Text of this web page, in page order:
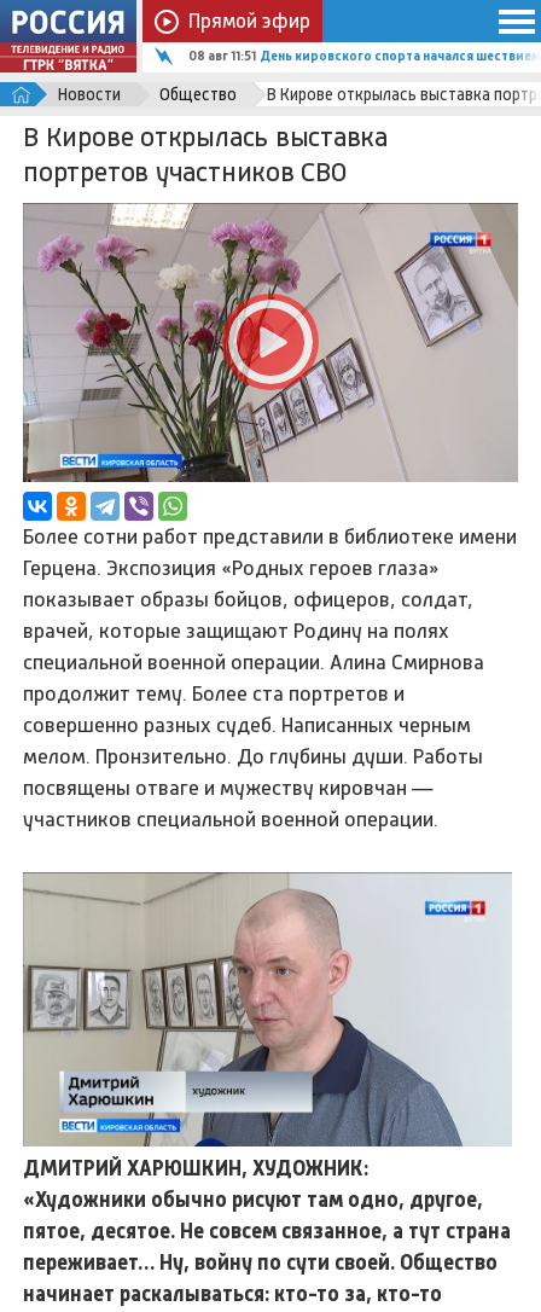
Прямой эфир
08 авг 11:51 День кировского спорта начался шествием
Новости Общество В Кирове открылась выставка
В Кирове открылась выставка
портретов участников СВО
Более сотни работ представили в библиотеке имени
Герцена. Экспозиция «Родных героев глаза»
показывает образы бойцов, офицеров, солдат,
врачей, которые защищают Родину на полях
специальной военной операции. Алина Смирнова
продолжит тему. Более ста портретов и
совершенно разных судеб. Написанных черным
мелом. Пронзительно. До глубины души. Работы
посвящены отваге и мужеству кировчан —
участников специальной военной операции.
ДМИТРИЙ ХАРЮШКИН, ХУДОЖНИК:
«Художники обычно рисуют там одно, другое,
пятое, десятое. Не совсем связанное, а тут страна
переживает… Ну, войну по сути своей. Общество
начинает раскалываться: кто-то за, кто-то